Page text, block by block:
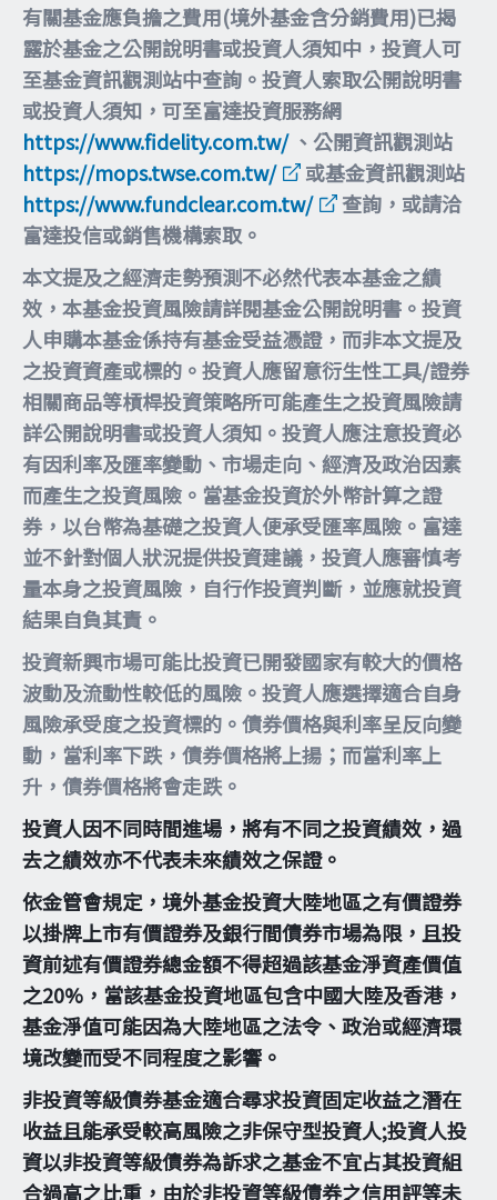
有關基金應負擔之費用(境外基金含分銷費用)已揭
露於基金之公開說明書或投資人須知中，投資人可
至基金資訊觀測站中查詢。投資人索取公開說明書
或投資人須知，可至富達投資服務網
https://www.fidelity.com.tw/、公開資訊觀測站
https://mops.twse.com.tw/
或基金資訊觀測站
https://www.fundclear.com.tw/
查詢，或請洽
富達投信或銷售機構索取。
本文提及之經濟走勢預測不必然代表本基金之績
效，本基金投資風險請詳閱基金公開說明書。投資
人申購本基金係持有基金受益憑證，而非本文提及
之投資資產或標的。投資人應留意衍生性工具/證券
相關商品等槓桿投資策略所可能產生之投資風險請
詳公開說明書或投資人須知。投資人應注意投資必
有因利率及匯率變動、市場走向、經濟及政治因素
而產生之投資風險。當基金投資於外幣計算之證
券，以台幣為基礎之投資人便承受匯率風險。富達
並不針對個人狀況提供投資建議，投資人應審慎考
量本身之投資風險，自行作投資判斷，並應就投資
結果自負其責。
投資新興市場可能比投資已開發國家有較大的價格
波動及流動性較低的風險。投資人應選擇適合自身
風險承受度之投資標的。債券價格與利率呈反向變
動，當利率下跌，債券價格將上揚；而當利率上
升，債券價格將會走跌。
投資人因不同時間進場，將有不同之投資績效，過
去之績效亦不代表未來績效之保證。
依金管會規定，境外基金投資大陸地區之有價證券
以掛牌上市有價證券及銀行間債券市場為限，且投
資前述有價證券總金額不得超過該基金淨資產價值
之20%，當該基金投資地區包含中國大陸及香港，
基金淨值可能因為大陸地區之法令、政治或經濟環
境改變而受不同程度之影響。
非投資等級債券基金適合尋求投資固定收益之潛在
收益且能承受較高風險之非保守型投資人;投資人投
資以非投資等級債券為訴求之基金不宜占其投資組
合過高之比重，由於非投資等級債券之信用評等未